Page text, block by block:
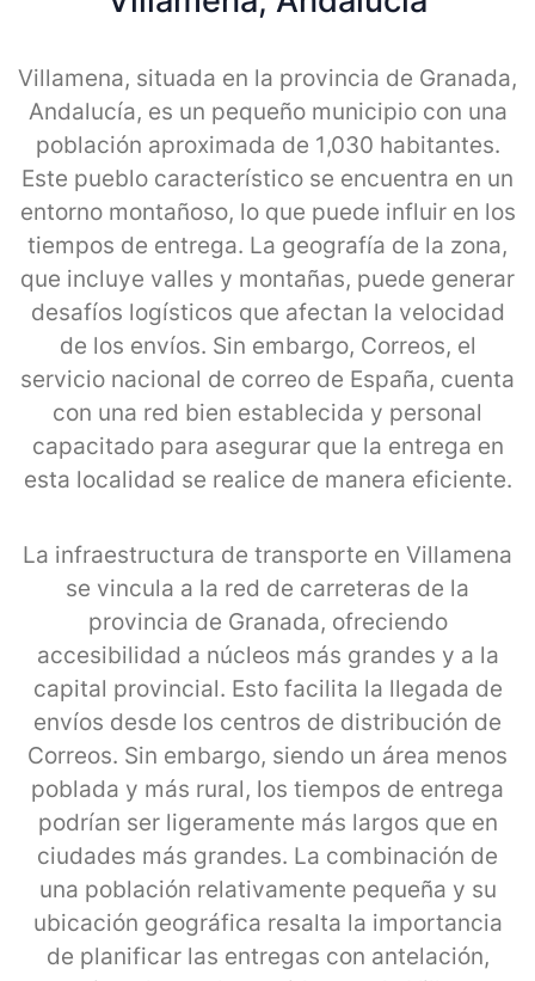
Villamena, situada en la provincia de Granada,
Andalucía, es un pequeño municipio con una
población aproximada de 1,030 habitantes.
Este pueblo característico se encuentra en un
entorno montañoso, lo que puede influir en los
tiempos de entrega. La geografía de la zona,
que incluye valles y montañas, puede generar
desafíos logísticos que afectan la velocidad
de los envíos. Sin embargo, Correos, el
servicio nacional de correo de España, cuenta
con una red bien establecida y personal
capacitado para asegurar que la entrega en
esta localidad se realice de manera eficiente.
La infraestructura de transporte en Villamena
se vincula a la red de carreteras de la
provincia de Granada, ofreciendo
accesibilidad a núcleos más grandes y a la
capital provincial. Esto facilita la llegada de
envíos desde los centros de distribución de
Correos. Sin embargo, siendo un área menos
poblada y más rural, los tiempos de entrega
podrían ser ligeramente más largos que en
ciudades más grandes. La combinación de
una población relativamente pequeña y su
ubicación geográfica resalta la importancia
de planificar las entregas con antelación,